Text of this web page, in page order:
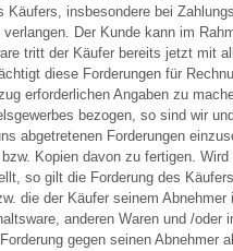
insbesondere bei
Der Kunde kann im
tritt der Käufer bereits jetzt mit
diese Forderungen für
erforderlichen Angaben zu
bezogen, so sind wir
abgetretenen Forderungen
Kopien davon zu fertigen.
so gilt die Forderung des
die der Käufer seinem
anderen Waren und /oder
gegen seinen Abnehmer